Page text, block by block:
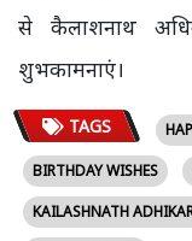
से कैलाशनाथ
शुभकामनाएं।
TAGS
BIRTHDAY WISHES
KAILASHNATH